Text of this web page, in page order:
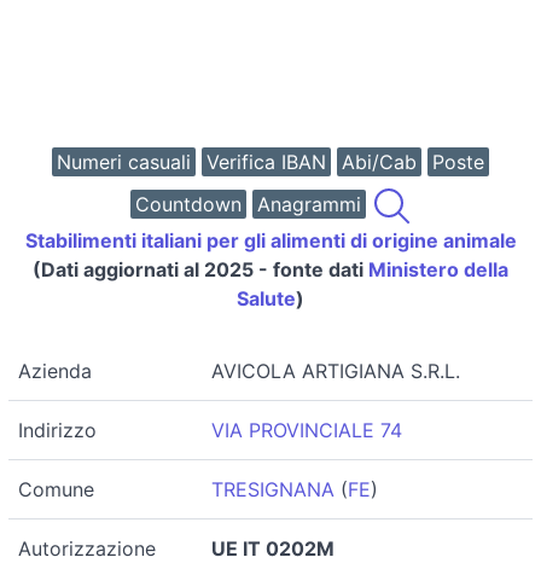
Numeri casuali Verifica IBAN Abi/Cab
Poste
Countdown
Anagrammi
Stabilimenti italiani per gli alimenti di origine animale
(Dati aggiornati al 2025 - fonte dati Ministero della
Salute)
Azienda AVICOLA ARTIGIANA S.R.L.
Indirizzo VIA PROVINCIALE 74
Comune TRESIGNANA (FE)
Autorizzazione UE IT 0202M